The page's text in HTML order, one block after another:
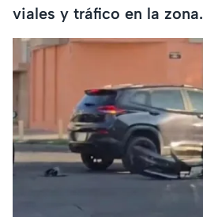
viales y tráfico en la zona.